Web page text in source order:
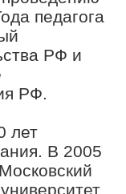
в